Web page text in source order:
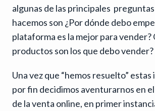
algunas de las principales
hacemos son ¿Por dónde debo
plataforma es la mejor para vender?
productos son los que debo vender?
Una vez que “hemos resuelto”
por fin decidimos aventurarnos en
de la venta online, en primer